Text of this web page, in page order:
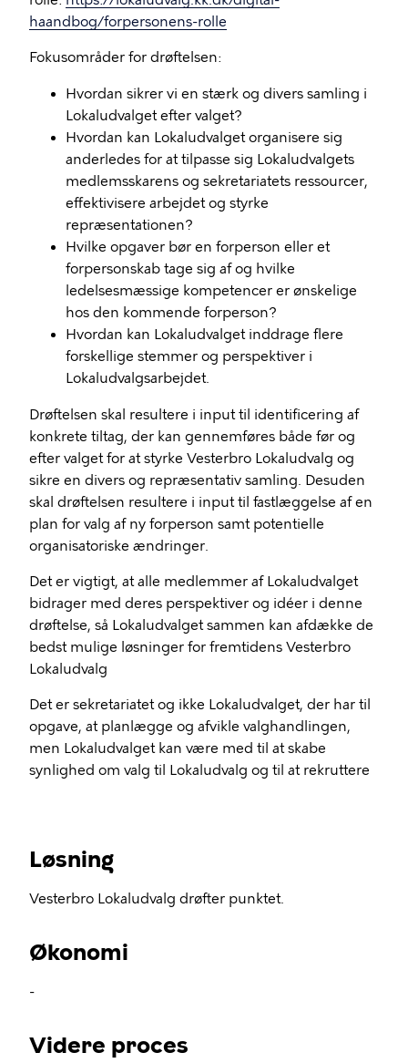
haandbog/forpersonens-rolle
Fokusområder for drøftelsen:
Hvordan sikrer vi en stærk og divers samling i
Lokaludvalget efter valget?
Hvordan kan Lokaludvalget organisere sig
anderledes for at tilpasse sig Lokaludvalgets
medlemsskarens og sekretariatets ressourcer,
effektivisere arbejdet og styrke
repræsentationen?
Hvilke opgaver bør en forperson eller et
forpersonskab tage sig af og hvilke
ledelsesmæssige kompetencer er ønskelige
hos den kommende forperson?
Hvordan kan Lokaludvalget inddrage flere
forskellige stemmer og perspektiver i
Lokaludvalgsarbejdet.
Drøftelsen skal resultere i input til identificering af
konkrete tiltag, der kan gennemføres både før og
efter valget for at styrke Vesterbro Lokaludvalg og
sikre en divers og repræsentativ samling. Desuden
skal drøftelsen resultere i input til fastlæggelse af en
plan for valg af ny forperson samt potentielle
organisatoriske ændringer.
Det er vigtigt, at alle medlemmer af Lokaludvalget
bidrager med deres perspektiver og idéer i denne
drøftelse, så Lokaludvalget sammen kan afdække de
bedst mulige løsninger for fremtidens Vesterbro
Lokaludvalg
Det er sekretariatet og ikke Lokaludvalget, der har til
opgave, at planlægge og afvikle valghandlingen,
men Lokaludvalget kan være med til at skabe
synlighed om valg til Lokaludvalg og til at rekruttere
Løsning
Vesterbro Lokaludvalg drøfter punktet.
Økonomi
-
Videre proces